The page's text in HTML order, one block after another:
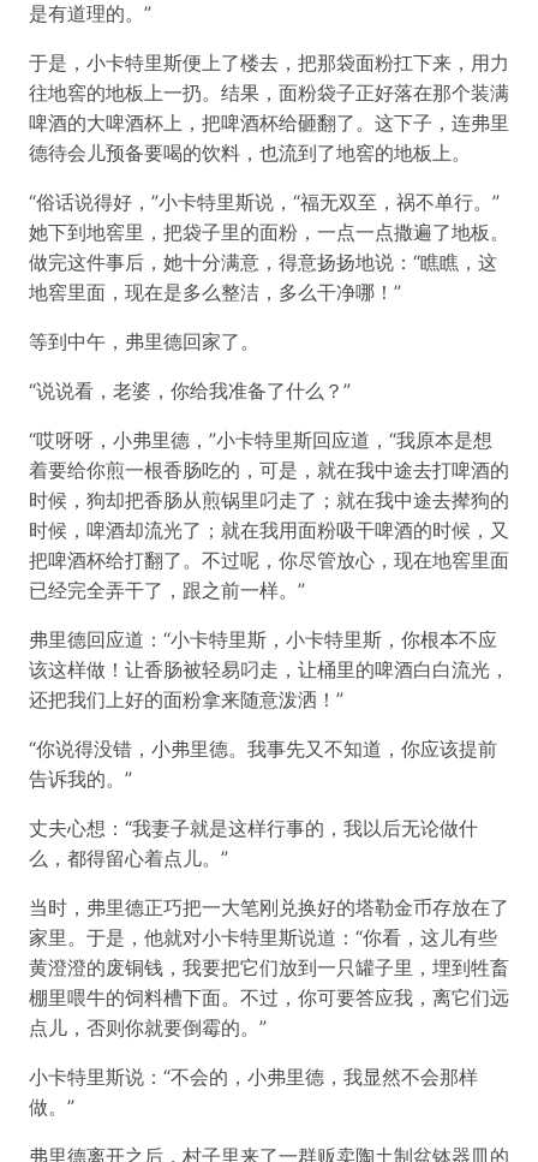
是有道理的。”
于是，小卡特里斯便上了楼去，把那袋面粉扛下来，用力
往地窖的地板上一扔。结果，面粉袋子正好落在那个装满
啤酒的大啤酒杯上，把啤酒杯给砸翻了。这下子，连弗里
德待会儿预备要喝的饮料，也流到了地窖的地板上。
“俗话说得好，”小卡特里斯说，“福无双至，祸不单行。”
她下到地窖里，把袋子里的面粉，一点一点撒遍了地板。
做完这件事后，她十分满意，得意扬扬地说：“瞧瞧，这
地窖里面，现在是多么整洁，多么干净哪！”
等到中午，弗里德回家了。
“说说看，老婆，你给我准备了什么？”
“哎呀呀，小弗里德，”小卡特里斯回应道，“我原本是想
着要给你煎一根香肠吃的，可是，就在我中途去打啤酒的
时候，狗却把香肠从煎锅里叼走了；就在我中途去撵狗的
时候，啤酒却流光了；就在我用面粉吸干啤酒的时候，又
把啤酒杯给打翻了。不过呢，你尽管放心，现在地窖里面
已经完全弄干了，跟之前一样。”
弗里德回应道：“小卡特里斯，小卡特里斯，你根本不应
该这样做！让香肠被轻易叼走，让桶里的啤酒白白流光，
还把我们上好的面粉拿来随意泼洒！”
“你说得没错，小弗里德。我事先又不知道，你应该提前
告诉我的。”
丈夫心想：“我妻子就是这样行事的，我以后无论做什
么，都得留心着点儿。”
当时，弗里德正巧把一大笔刚兑换好的塔勒金币存放在了
家里。于是，他就对小卡特里斯说道：“你看，这儿有些
黄澄澄的废铜钱，我要把它们放到一只罐子里，埋到牲畜
棚里喂牛的饲料槽下面。不过，你可要答应我，离它们远
点儿，否则你就要倒霉的。”
小卡特里斯说：“不会的，小弗里德，我显然不会那样
做。”
弗里德离开之后，村子里来了一群贩卖陶土制盆钵器皿的